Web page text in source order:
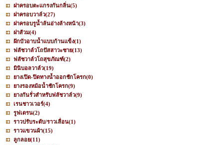
ฝาครอบตะแกรงกันกลิ่น(5)
ฝาครอบวาล์ว(27)
ฝาครอบรูน้ำล้นอ่างล้างหน้า(3)
ฝาส้วม(4)
ฝักบัวอาบน้ำแบบก้านแข็ง(1)
ฟลัชวาล์วโถปัสสาวะชาย(13)
ฟลัชวาล์วโถสุขภัณฑ์(2)
มินิบอลวาล์ว(19)
ยางเปิด-ปิดทางน้ำออกชักโครก(0)
ยางรองหม้อน้ำชักโครก(9)
ยางกันรั่วสำหรับฟลัชวาล์ว(9)
เรนชาวเวอร์(4)
รูฟเดรน(2)
ราวปรับระดับ/ราวเลื่อน(1)
ราวแขวนผ้า(15)
ลูกลอย(11)